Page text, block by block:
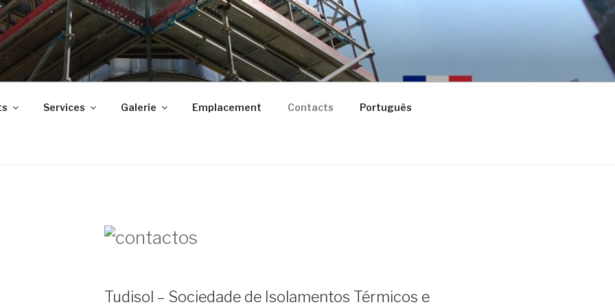
Services Galerie Emplacement Contacts Português
Tudisol – Sociedade de Isolamentos Térmicos e